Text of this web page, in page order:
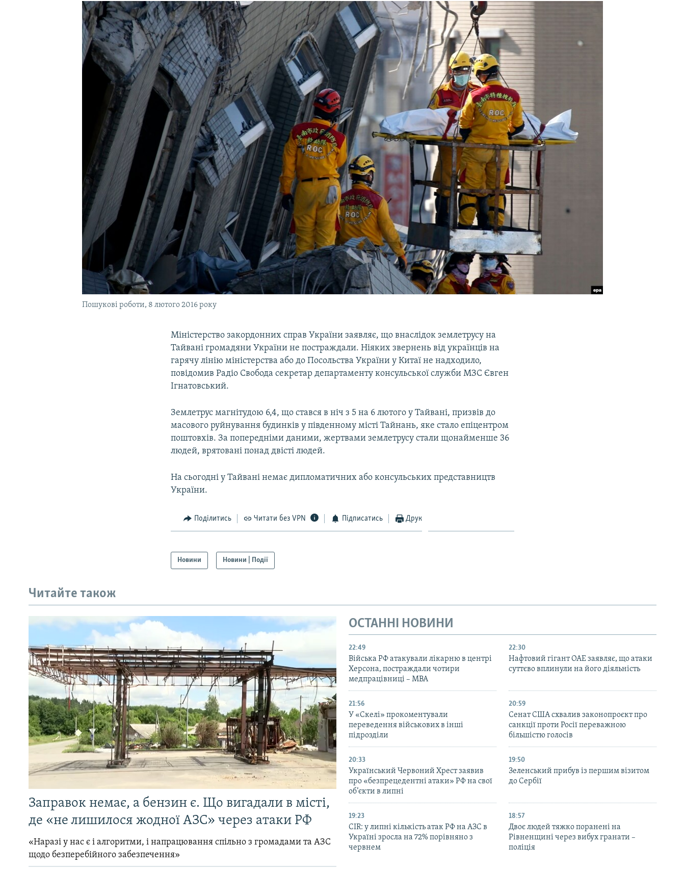
Пошукові роботи, 8 лютого 2016 року
Міністерство закордонних справ України заявляє, що внаслідок землетрусу на
Тайвані громадяни України не постраждали. Ніяких звернень від українців на
гарячу лінію міністерства або до Посольства України у Китаї не надходило,
повідомив Радіо Свобода секретар департаменту консульської служби МЗС Євген
Ігнатовський.
Землетрус магнітудою 6,4, що стався в ніч з 5 на 6 лютого у Тайвані, призвів до
масового руйнування будинків у південному місті Тайнань, яке стало епіцентром
поштовхів. За попередніми даними, жертвами землетрусу стали щонайменше 36
людей, врятовані понад двісті людей.
На сьогодні у Тайвані немає дипломатичних або консульських представництв
України.
Поділитись Читати без VPN Підписатись Друк
Новини Новини | Події
Читайте також
Заправок немає, а бензин є. Що вигадали в місті,
де «не лишилося жодної АЗС» через атаки РФ
«Наразі у нас є і алгоритми, і напрацювання спільно з громадами та АЗС
щодо безперебійного забезпечення»
ОСТАННІ НОВИНИ
22:49
Війська РФ атакували лікарню в центрі
Херсона, постраждали чотири
медпрацівниці – МВА
22:30
Нафтовий гігант ОАЕ заявляє, що атаки
суттєво вплинули на його діяльність
21:56
У «Скелі» прокоментували
переведення військових в інші
підрозділи
20:59
Cенат США схвалив законопроєкт про
санкції проти Росії переважною
більшістю голосів
20:33
Український Червоний Хрест заявив
про «безпрецедентні атаки» РФ на свої
об’єкти в липні
19:50
Зеленський прибув із першим візитом
до Сербії
19:23
CIR: у липні кількість атак РФ на АЗС в
Україні зросла на 72% порівняно з
червнем
18:57
Двоє людей тяжко поранені на
Рівненщині через вибух гранати –
поліція